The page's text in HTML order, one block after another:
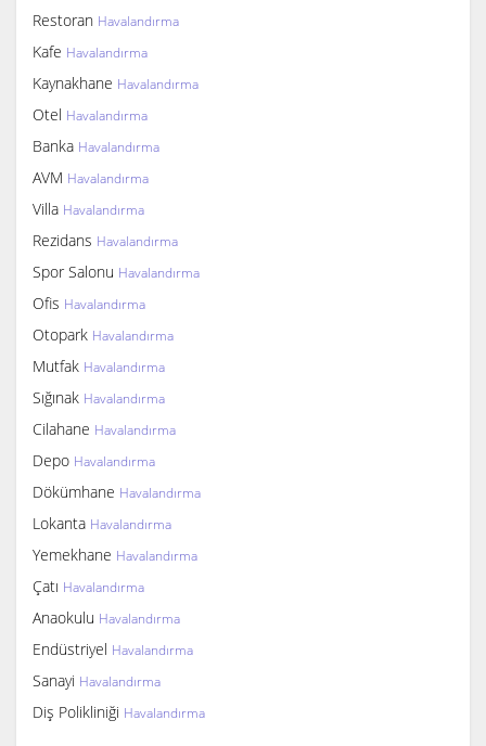
Restoran Havalandırma
Kafe Havalandırma
Kaynakhane Havalandırma
Otel Havalandırma
Banka Havalandırma
AVM Havalandırma
Villa Havalandırma
Rezidans Havalandırma
Spor Salonu Havalandırma
Ofis Havalandırma
Otopark Havalandırma
Mutfak Havalandırma
Sığınak Havalandırma
Cilahane Havalandırma
Depo Havalandırma
Dökümhane Havalandırma
Lokanta Havalandırma
Yemekhane Havalandırma
Çatı Havalandırma
Anaokulu Havalandırma
Endüstriyel Havalandırma
Sanayi Havalandırma
Diş Polikliniği Havalandırma